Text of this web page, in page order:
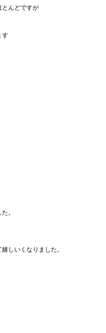
とんどですが
す
。
しいくなりました。